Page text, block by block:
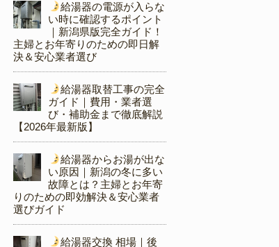
給湯器の電源が入らな
い時に確認するポイント
｜新潟県版完全ガイド！
主婦とお年寄りのための即日解
決＆安心業者選び
給湯器取替工事の完全
ガイド｜費用・業者選
び・補助金まで徹底解説
【2026年最新版】
給湯器からお湯が出な
い原因｜新潟の冬に多い
故障とは？主婦とお年寄
りのための即効解決＆安心業者
選びガイド
給湯器交換 相場｜後